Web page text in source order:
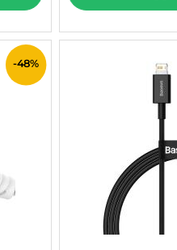
-48%